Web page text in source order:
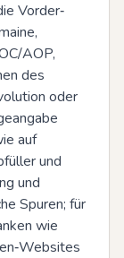
Vorder‑
AOP,
des
oder
auf
und
und
Spuren; für
wie